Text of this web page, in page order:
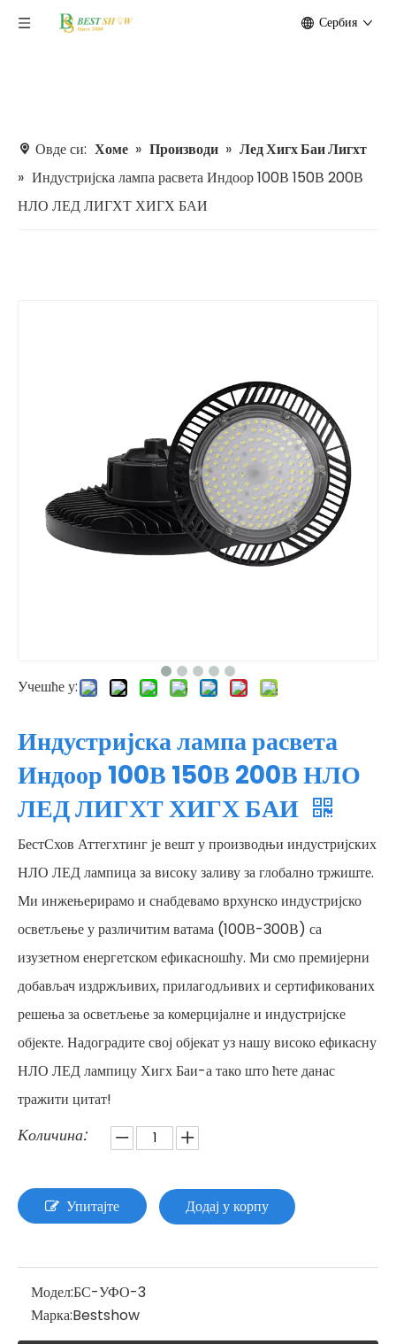
Сербия
Овде си: Хоме » Производи » Лед Хигх Баи Лигхт
» Индустријска лампа расвета Индоор 100В 150В 200В
НЛО ЛЕД ЛИГХТ ХИГХ БАИ
Учешће у:
Индустријска лампа расвета
Индоор 100В 150В 200В НЛО
ЛЕД ЛИГХТ ХИГХ БАИ
БестСхов Аттегхтинг је вешт у производњи индустријских
НЛО ЛЕД лампица за високу заливу за глобално тржиште.
Ми инжењерирамо и снабдевамо врхунско индустријско
осветљење у различитим ватама (100В-300В) са
изузетном енергетском ефикасношћу. Ми смо премијерни
добављач издржљивих, прилагодљивих и сертификованих
решења за осветљење за комерцијалне и индустријске
објекте. Надоградите свој објекат уз нашу високо ефикасну
НЛО ЛЕД лампицу Хигх Баи-а тако што ћете данас
тражити цитат!
Количина:
Упитајте Додај у корпу
Модел:БС-УФО-3
Марка:Bestshow